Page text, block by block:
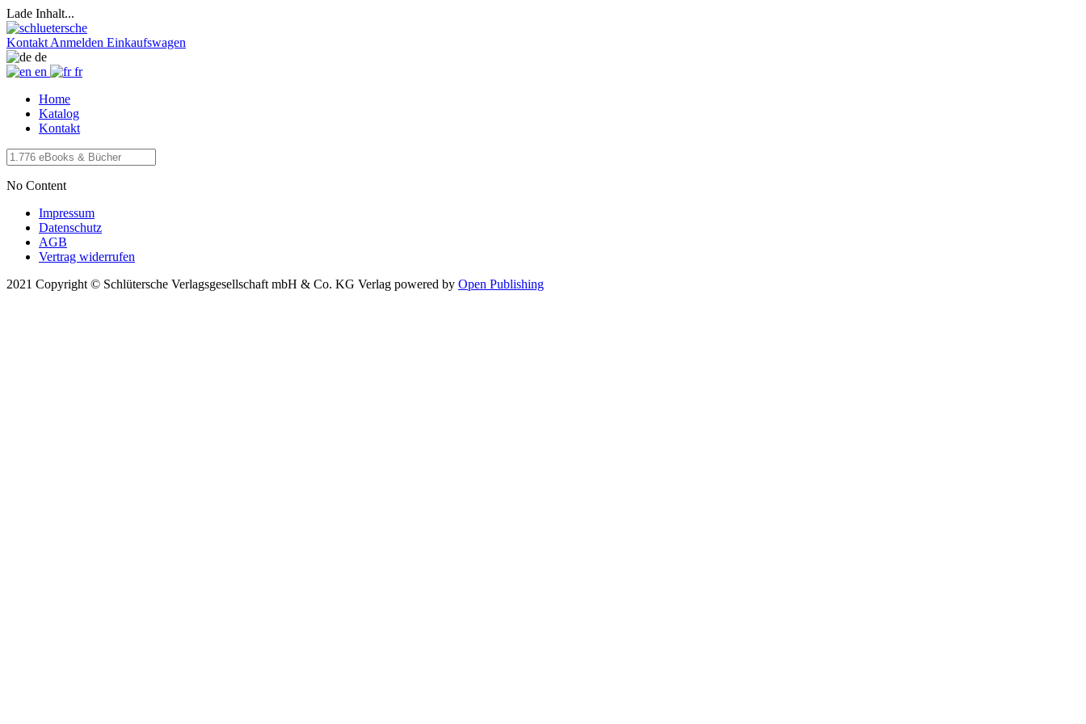
Lade Inhalt...
Kontakt Anmelden Einkaufswagen
de
en
fr
Home
Katalog
Kontakt
No Content
Impressum
Datenschutz
AGB
Vertrag widerrufen
2021 Copyright © Schlütersche Verlagsgesellschaft mbH & Co. KG Verlag powered by Open Publishing